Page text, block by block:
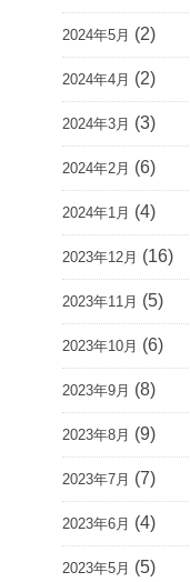
2024年5月 (2)
2024年4月 (2)
2024年3月 (3)
2024年2月 (6)
2024年1月 (4)
2023年12月 (16)
2023年11月 (5)
2023年10月 (6)
2023年9月 (8)
2023年8月 (9)
2023年7月 (7)
2023年6月 (4)
2023年5月 (5)